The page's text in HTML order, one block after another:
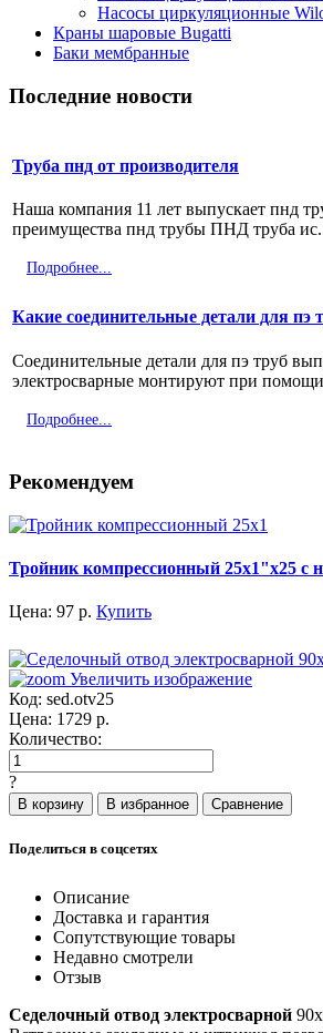
Насосы циркуляционные
Краны шаровые Bugatti
Баки мембранные
Последние новости
Труба пнд от производителя
Наша компания 11 лет выпускает пнд
преимущества пнд трубы ПНД труба
Подробнее...
Какие соединительные детали для
Соединительные детали для пэ труб
электросварные монтируют при
Подробнее...
Рекомендуем
Тройник компрессионный 25х1"х25 с
Цена: 97 р. Купить
Увеличить изображение
Код: sed.otv25
Цена: 1729 р.
Количество:
?
Поделиться в соцсетях
Описание
Доставка и гарантия
Сопутствующие товары
Недавно смотрели
Отзыв
Седелочный отвод электросварной